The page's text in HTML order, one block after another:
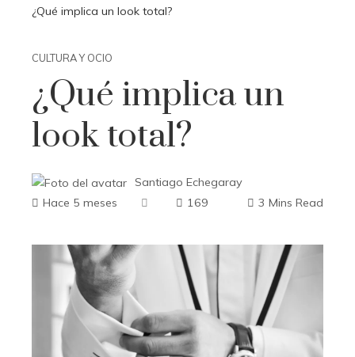
¿Qué implica un look total?
CULTURA Y OCIO
¿Qué implica un
look total?
Santiago Echegaray
Hace 5 meses
169 3 Mins Read